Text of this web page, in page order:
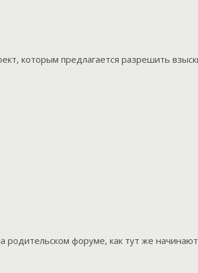
которым предлагается разрешить
родительском форуме, как тут же